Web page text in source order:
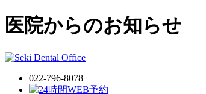
医院からのお知らせ
022-796-8078